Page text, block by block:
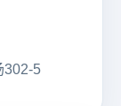
302-5